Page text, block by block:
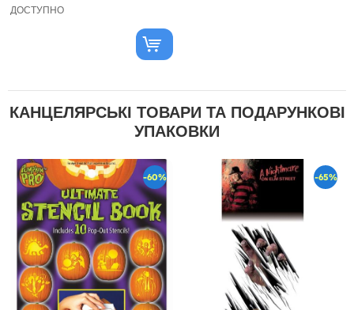
ДОСТУПНО
КАНЦЕЛЯРСЬКІ ТОВАРИ ТА ПОДАРУНКОВІ
УПАКОВКИ
-60% -65%